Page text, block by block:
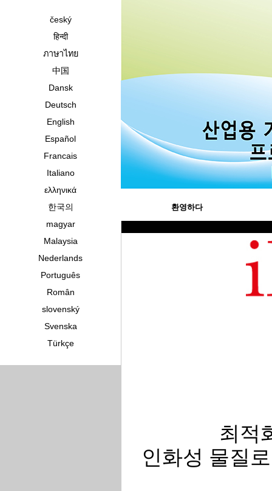
český
हिन्दी
ภาษาไทย
中国
Dansk
Deutsch
English
Español
Francais
Italiano
ελληνικά
한국의
magyar
Malaysia
Nederlands
Português
Român
slovenský
Svenska
Türkçe
환영하다
최적
인화성 물질